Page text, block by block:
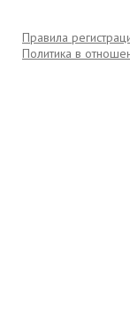
Правила
Политика в